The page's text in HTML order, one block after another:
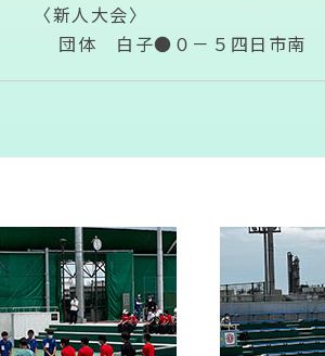
〈新人大会〉
団体 白子●０－５四日市南